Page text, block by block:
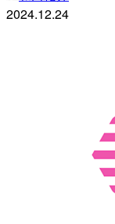
2024.12.24